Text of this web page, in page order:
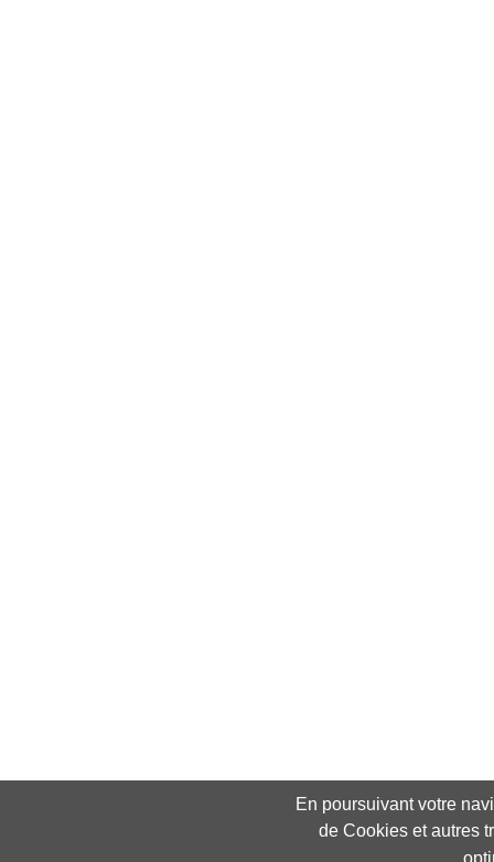
En poursuivant votre
de Cookies et autres